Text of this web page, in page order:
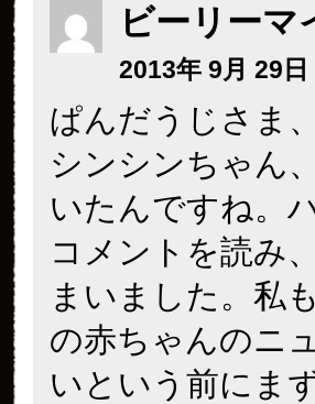
ビーリーマ
2013年 9月 29日
ぱんだうじさま
シンシンちゃん
いたんですね。
コメントを読み
まいました。私
の赤ちゃんのニ
いという前にま